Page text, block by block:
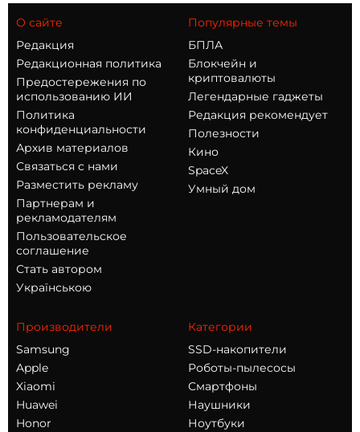
О сайте
Редакция
Редакционная политика
Предостережения по
использованию ИИ
Политика
конфиденциальности
Архив материалов
Связаться с нами
Разместить рекламу
Партнерам и
рекламодателям
Пользовательское
соглашение
Стать автором
Українською
Популярные темы
БПЛА
Блокчейн и
криптовалюты
Легендарные гаджеты
Редакция рекомендует
Полезности
Кино
SpaceX
Умный дом
Производители
Samsung
Apple
Xiaomi
Huawei
Honor
Категории
SSD-накопители
Роботы-пылесосы
Смартфоны
Наушники
Ноутбуки